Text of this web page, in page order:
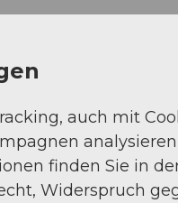
auch mit
finden Sie in
Widerspruch